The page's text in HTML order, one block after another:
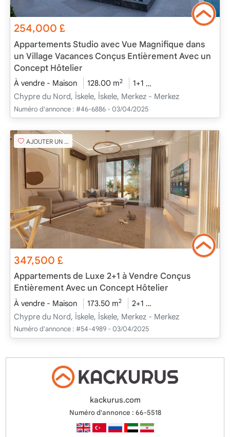
254,000£
Appartements Studio avec Vue Magnifique dans
un Village Vacances Conçus Entièrement Avec un
Concept Hôtelier
À vendre - Maison 128.00 m2 1+1
Chypre du Nord, İskele, İskele, Merkez - Merkez
Numéro d'annonce : #46-6886 - 03/04/2025
AJOUTER UN FAVORI
347,500£
Appartements de Luxe 2+1 à Vendre Conçus
Entièrement Avec un Concept Hôtelier
À vendre - Maison 173.50 m2 2+1
Chypre du Nord, İskele, İskele, Merkez - Merkez
Numéro d'annonce : #54-4989 - 03/04/2025
kackurus.com
Numéro d'annonce : 66-5518